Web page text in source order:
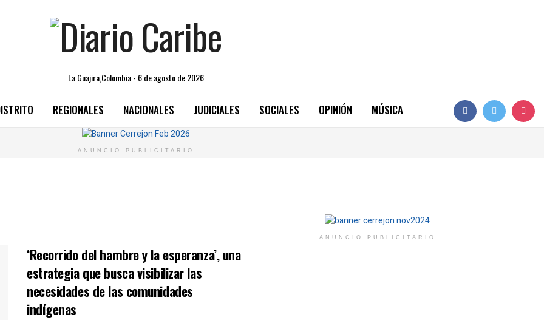
La Guajira,Colombia - 6 de agosto de 2026
REGIONALES NACIONALES JUDICIALES SOCIALES OPINIÓN MÚSICA
ANUNCIO PUBLICITARIO
‘Recorrido del hambre y la esperanza’, una
estrategia que busca visibilizar las
necesidades de las comunidades
indígenas
ANUNCIO PUBLICITARIO